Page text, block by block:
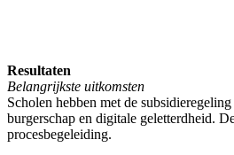
Resultaten
Belangrijkste uitkomsten
Scholen hebben met de
burgerschap en digitale geletterdheid.
procesbegeleiding.